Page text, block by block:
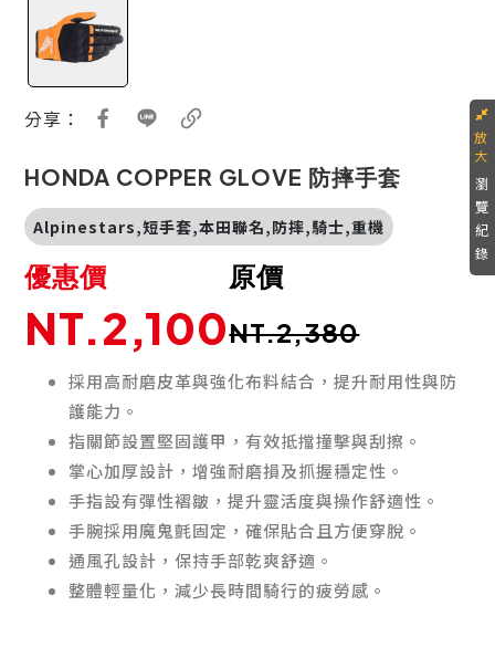
分享：
HONDA COPPER GLOVE 防摔手套
Alpinestars,短手套,本田聯名,防摔,騎士,重機
原價
NT.2,380
優惠價
NT.2,100
採用高耐磨皮革與強化布料結合，提升耐用性與防
護能力。
指關節設置堅固護甲，有效抵擋撞擊與刮擦。
掌心加厚設計，增強耐磨損及抓握穩定性。
手指設有彈性褶皺，提升靈活度與操作舒適性。
手腕採用魔鬼氈固定，確保貼合且方便穿脫。
通風孔設計，保持手部乾爽舒適。
整體輕量化，減少長時間騎行的疲勞感。
瀏
覽
紀
錄